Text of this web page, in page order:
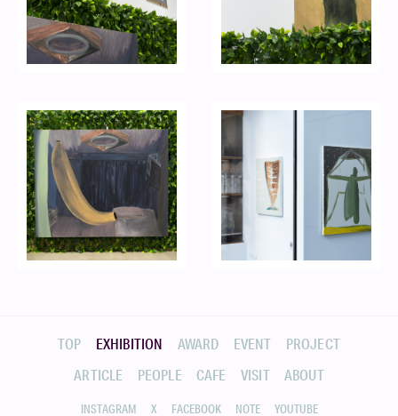
TOP EXHIBITION AWARD EVENT
PROJECT
ARTICLE
PEOPLE CAFE VISIT ABOUT
INSTAGRAM X FACEBOOK NOTE YOUTUBE